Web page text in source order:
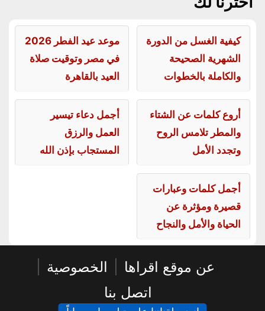
كيفية الغسل من الدورة
الشهرية الصحيحة
والكاملة بالخطوات
موعد عيد الفطر 2026
في مصر وتوقيت صلاة
العيد بالقاهرة
أروع كلمات عن الشتاء
والمطر تلامس الروح
وتجدد الأمل
أجمل دعاء تيسير
العمل والرزق
المستجاب بإذن الله
أجمل كلمات وعبارات
قصيرة ومؤثرة عن
الحياة والأمل والنجاح
عن موقع اقراها الخصوصية
اتصل بنا